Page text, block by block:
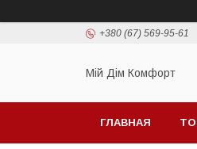
+380 (67) 569-95-61
Мій Дім Комфорт
ГЛАВНАЯ